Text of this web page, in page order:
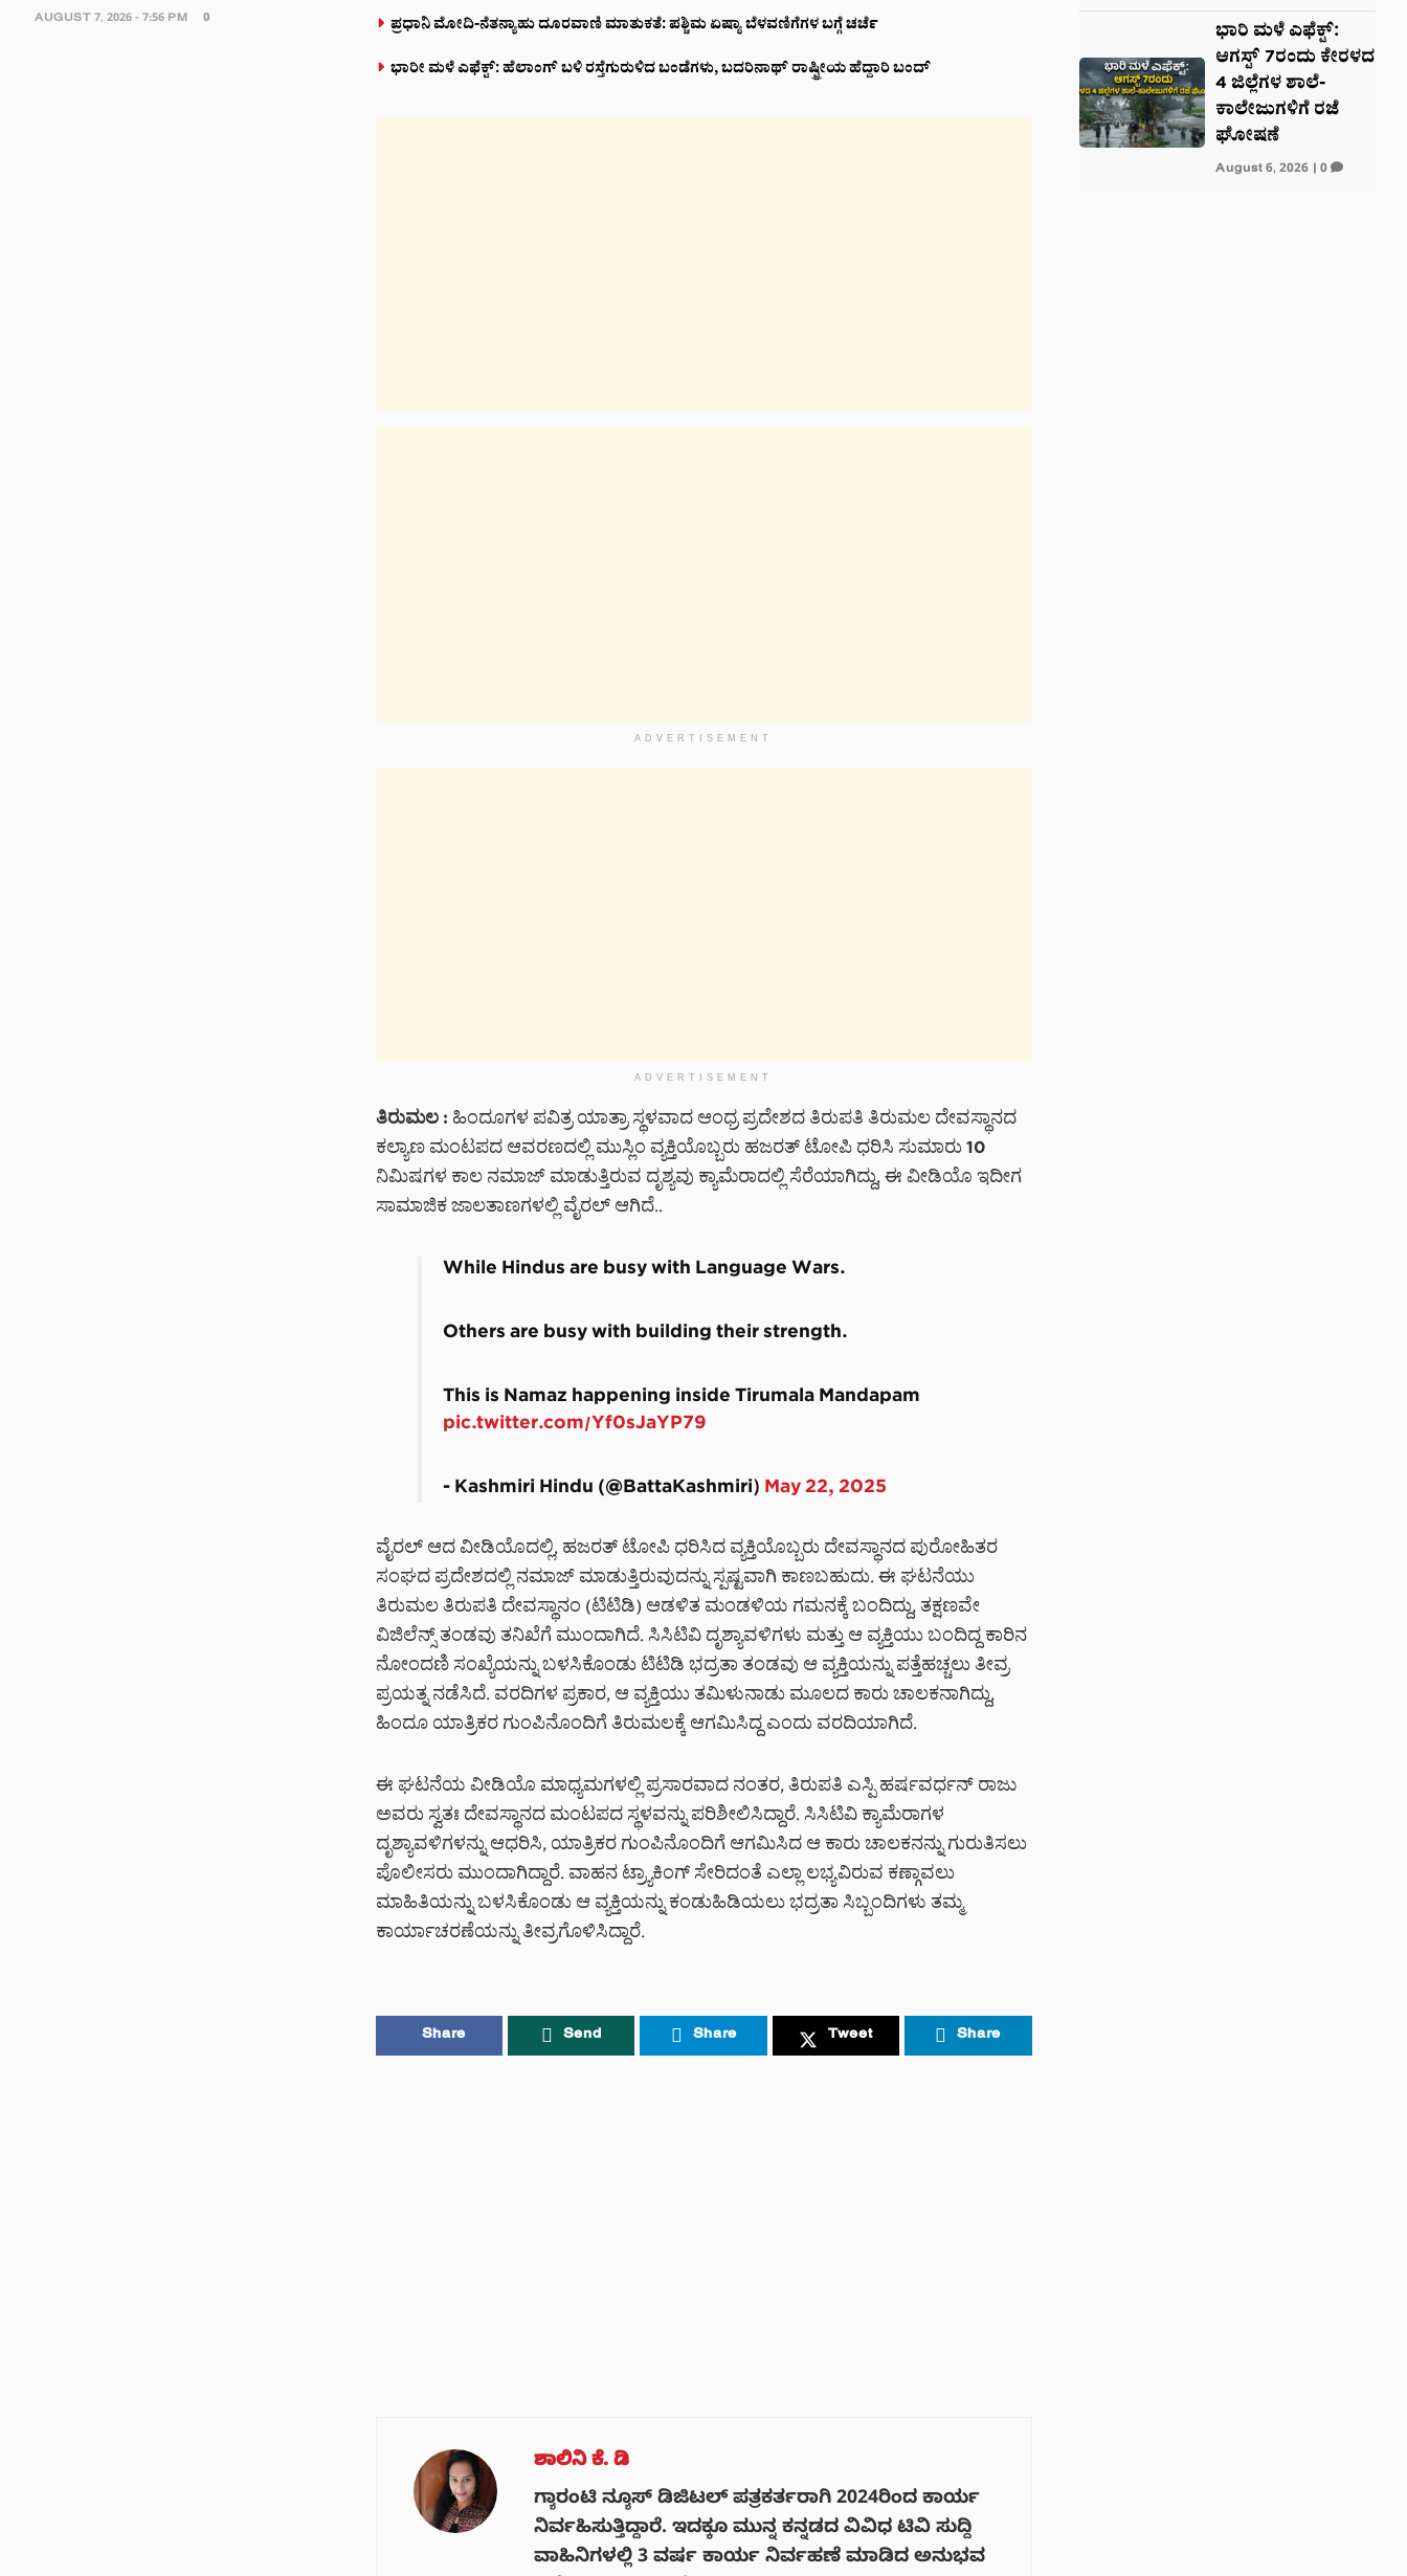
ಪ್ರಧಾನಿ ಮೋದಿ-ನೆತನ್ಯಾಹು ದೂರವಾಣಿ ಮಾತುಕತೆ: ಪಶ್ಚಿಮ ಏಷ್ಯಾ ಬೆಳವಣಿಗೆಗಳ ಬಗ್ಗೆ ಚರ್ಚೆ
ಭಾರೀ ಮಳೆ ಎಫೆಕ್ಟ್‌: ಹೆಲಾಂಗ್ ಬಳಿ ರಸ್ತೆಗುರುಳಿದ ಬಂಡೆಗಳು, ಬದರಿನಾಥ್‌ ರಾಷ್ಟ್ರೀಯ ಹೆದ್ದಾರಿ ಬಂದ್‌
ADVERTISEMENT
ADVERTISEMENT
ತಿರುಮಲ :ಹಿಂದೂಗಳ ಪವಿತ್ರ ಯಾತ್ರಾ ಸ್ಥಳವಾದ ಆಂಧ್ರ ಪ್ರದೇಶದ ತಿರುಪತಿ ತಿರುಮಲ ದೇವಸ್ಥಾನದ
ಕಲ್ಯಾಣ ಮಂಟಪದ ಆವರಣದಲ್ಲಿ ಮುಸ್ಲಿಂ ವ್ಯಕ್ತಿಯೊಬ್ಬರು ಹಜರತ್ ಟೋಪಿ ಧರಿಸಿ ಸುಮಾರು 10
ನಿಮಿಷಗಳ ಕಾಲ ನಮಾಜ್ ಮಾಡುತ್ತಿರುವ ದೃಶ್ಯವು ಕ್ಯಾಮೆರಾದಲ್ಲಿ ಸೆರೆಯಾಗಿದ್ದು, ಈ ವೀಡಿಯೊ ಇದೀಗ
ಸಾಮಾಜಿಕ ಜಾಲತಾಣಗಳಲ್ಲಿ ವೈರಲ್ ಆಗಿದೆ..
While Hindus are busy with Language Wars.
Others are busy with building their strength.
This is Namaz happening inside Tirumala Mandapam
pic.twitter.com/Yf0sJaYP79
— Kashmiri Hindu (@BattaKashmiri) May 22, 2025
ವೈರಲ್ ಆದ ವೀಡಿಯೊದಲ್ಲಿ, ಹಜರತ್ ಟೋಪಿ ಧರಿಸಿದ ವ್ಯಕ್ತಿಯೊಬ್ಬರು ದೇವಸ್ಥಾನದ ಪುರೋಹಿತರ
ಸಂಘದ ಪ್ರದೇಶದಲ್ಲಿ ನಮಾಜ್ ಮಾಡುತ್ತಿರುವುದನ್ನು ಸ್ಪಷ್ಟವಾಗಿ ಕಾಣಬಹುದು. ಈ ಘಟನೆಯು
ತಿರುಮಲ ತಿರುಪತಿ ದೇವಸ್ಥಾನಂ (ಟಿಟಿಡಿ) ಆಡಳಿತ ಮಂಡಳಿಯ ಗಮನಕ್ಕೆ ಬಂದಿದ್ದು, ತಕ್ಷಣವೇ
ವಿಜಿಲೆನ್ಸ್ ತಂಡವು ತನಿಖೆಗೆ ಮುಂದಾಗಿದೆ. ಸಿಸಿಟಿವಿ ದೃಶ್ಯಾವಳಿಗಳು ಮತ್ತು ಆ ವ್ಯಕ್ತಿಯು ಬಂದಿದ್ದ ಕಾರಿನ
ನೋಂದಣಿ ಸಂಖ್ಯೆಯನ್ನು ಬಳಸಿಕೊಂಡು ಟಿಟಿಡಿ ಭದ್ರತಾ ತಂಡವು ಆ ವ್ಯಕ್ತಿಯನ್ನು ಪತ್ತೆಹಚ್ಚಲು ತೀವ್ರ
ಪ್ರಯತ್ನ ನಡೆಸಿದೆ. ವರದಿಗಳ ಪ್ರಕಾರ, ಆ ವ್ಯಕ್ತಿಯು ತಮಿಳುನಾಡು ಮೂಲದ ಕಾರು ಚಾಲಕನಾಗಿದ್ದು,
ಹಿಂದೂ ಯಾತ್ರಿಕರ ಗುಂಪಿನೊಂದಿಗೆ ತಿರುಮಲಕ್ಕೆ ಆಗಮಿಸಿದ್ದ ಎಂದು ವರದಿಯಾಗಿದೆ.
ಈ ಘಟನೆಯ ವೀಡಿಯೊ ಮಾಧ್ಯಮಗಳಲ್ಲಿ ಪ್ರಸಾರವಾದ ನಂತರ, ತಿರುಪತಿ ಎಸ್ಪಿ ಹರ್ಷವರ್ಧನ್ ರಾಜು
ಅವರು ಸ್ವತಃ ದೇವಸ್ಥಾನದ ಮಂಟಪದ ಸ್ಥಳವನ್ನು ಪರಿಶೀಲಿಸಿದ್ದಾರೆ. ಸಿಸಿಟಿವಿ ಕ್ಯಾಮೆರಾಗಳ
ದೃಶ್ಯಾವಳಿಗಳನ್ನು ಆಧರಿಸಿ, ಯಾತ್ರಿಕರ ಗುಂಪಿನೊಂದಿಗೆ ಆಗಮಿಸಿದ ಆ ಕಾರು ಚಾಲಕನನ್ನು ಗುರುತಿಸಲು
ಪೊಲೀಸರು ಮುಂದಾಗಿದ್ದಾರೆ. ವಾಹನ ಟ್ರ್ಯಾಕಿಂಗ್ ಸೇರಿದಂತೆ ಎಲ್ಲಾ ಲಭ್ಯವಿರುವ ಕಣ್ಗಾವಲು
ಮಾಹಿತಿಯನ್ನು ಬಳಸಿಕೊಂಡು ಆ ವ್ಯಕ್ತಿಯನ್ನು ಕಂಡುಹಿಡಿಯಲು ಭದ್ರತಾ ಸಿಬ್ಬಂದಿಗಳು ತಮ್ಮ
ಕಾರ್ಯಾಚರಣೆಯನ್ನು ತೀವ್ರಗೊಳಿಸಿದ್ದಾರೆ.
Share Send Share Tweet Share
ಶಾಲಿನಿ ಕೆ. ಡಿ
ಗ್ಯಾರಂಟಿ ನ್ಯೂಸ್ ಡಿಜಿಟಲ್ ಪತ್ರಕರ್ತರಾಗಿ 2024ರಿಂದ ಕಾರ್ಯ
ನಿರ್ವಹಿಸುತ್ತಿದ್ದಾರೆ. ಇದಕ್ಕೂ ಮುನ್ನ ಕನ್ನಡದ ವಿವಿಧ ಟಿವಿ ಸುದ್ದಿ
ವಾಹಿನಿಗಳಲ್ಲಿ 3 ವರ್ಷ ಕಾರ್ಯ ನಿರ್ವಹಣೆ ಮಾಡಿದ ಅನುಭವ
AUGUST 7, 2026 - 7:56 PM 0
ಭಾರಿ ಮಳೆ ಎಫೆಕ್ಟ್:
ಆಗಸ್ಟ್ 7ರಂದು ಕೇರಳದ
4 ಜಿಲ್ಲೆಗಳ ಶಾಲೆ-
ಕಾಲೇಜುಗಳಿಗೆ ರಜೆ
ಘೋಷಣೆ
August 6, 2026| 0